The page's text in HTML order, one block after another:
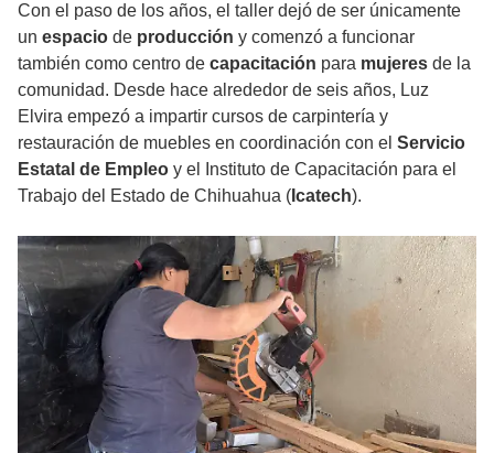
Con el paso de los años, el taller dejó de ser únicamente
un espacio de producción y comenzó a funcionar
también como centro de capacitación para mujeres de la
comunidad. Desde hace alrededor de seis años, Luz
Elvira empezó a impartir cursos de carpintería y
restauración de muebles en coordinación con el Servicio
Estatal de Empleo y el Instituto de Capacitación para el
Trabajo del Estado de Chihuahua ( Icatech).